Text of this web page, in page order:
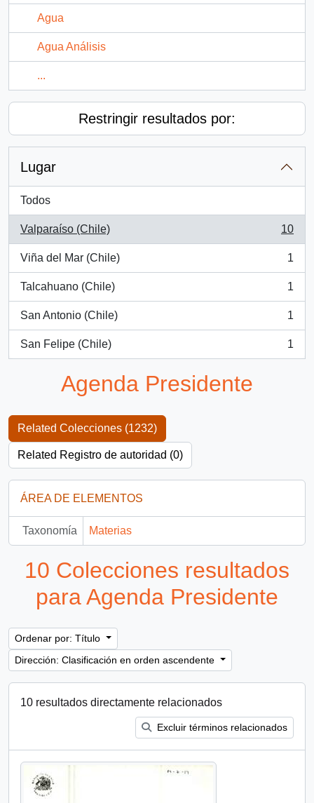
Agua
Agua Análisis
...
Restringir resultados por:
Lugar
Todos
Valparaíso (Chile)
, 10 resultados
10
Viña del Mar (Chile)
, 1 resultados
1
Talcahuano (Chile)
, 1 resultados
1
San Antonio (Chile)
, 1 resultados
1
San Felipe (Chile)
, 1 resultados
1
Agenda Presidente
Related Colecciones (1232)
Related Registro de autoridad (0)
ÁREA DE ELEMENTOS
Taxonomía Materias
10 Colecciones resultados
para Agenda Presidente
Ordenar por: Título
Dirección: Clasificación en orden ascendente
10 resultados directamente relacionados
Excluir términos relacionados